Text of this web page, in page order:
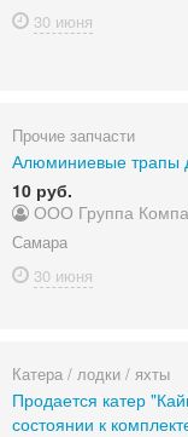
30 июня
Прочие запчасти
Алюминиевые трапы
10 руб.
ООО Группа
Самара
30 июня
Катера / лодки / яхты
Продается катер
состоянии к